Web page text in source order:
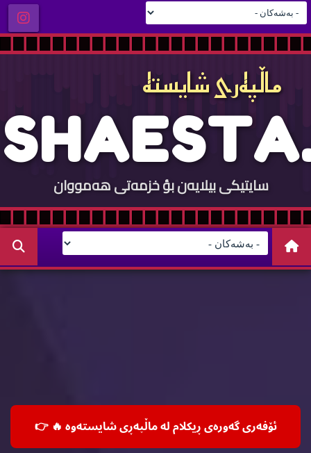
ماڵپه‌ری شایسته‌
SHAESTA.
COM
سایتيكی بيلایه‌ن بؤ خزمه‌تی هه‌مووان
ئۆفه‌ری گه‌وره‌ی ڕیكلام له‌ ماڵپه‌ڕی شایسته‌وه‌ 🔥👉